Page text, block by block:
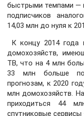
быстрыми темпами —
подписчиков
14,03 млн до нуля к
К концу 2014 года
домохозяйств,
ТВ, что на 4 млн
33 млн больше
прогнозам, к 2020
млн домохозяйств.
приходиться 44
спутниковые сервисы